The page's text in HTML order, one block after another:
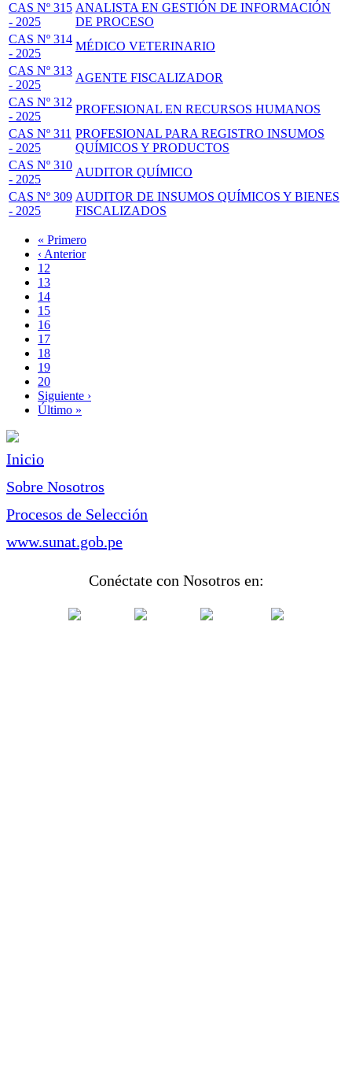
CAS Nº 315
- 2025
ANALISTA EN GESTIÓN DE INFORMACIÓN
DE PROCESO
CAS Nº 314
- 2025
MÉDICO VETERINARIO
CAS Nº 313
- 2025
AGENTE FISCALIZADOR
CAS Nº 312
- 2025
PROFESIONAL EN RECURSOS HUMANOS
CAS Nº 311
- 2025
PROFESIONAL PARA REGISTRO INSUMOS
QUÍMICOS Y PRODUCTOS
CAS Nº 310
- 2025
AUDITOR QUÍMICO
CAS Nº 309
- 2025
AUDITOR DE INSUMOS QUÍMICOS Y BIENES
FISCALIZADOS
Paginación
Primera
página
« Primero
Página
anterior
‹ Anterior
Page
12
Page
13
Page
14
Page
15
Página
actual
16
Page
17
Page
18
Page
19
Page
20
Siguiente
página
Siguiente ›
Última
Último »
Inicio
Sobre Nosotros
Procesos de Selección
www.sunat.gob.pe
Conéctate con Nosotros en: